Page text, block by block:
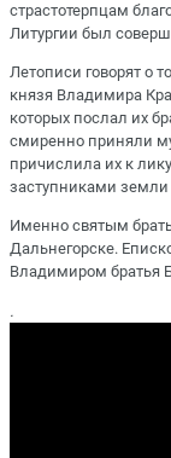
страстотерпцам
Литургии был
Летописи говорят о
князя Владимира
которых послал их
смиренно приняли
причислила их к
заступниками земли
Именно святым
Дальнегорске.
Владимиром братья
.